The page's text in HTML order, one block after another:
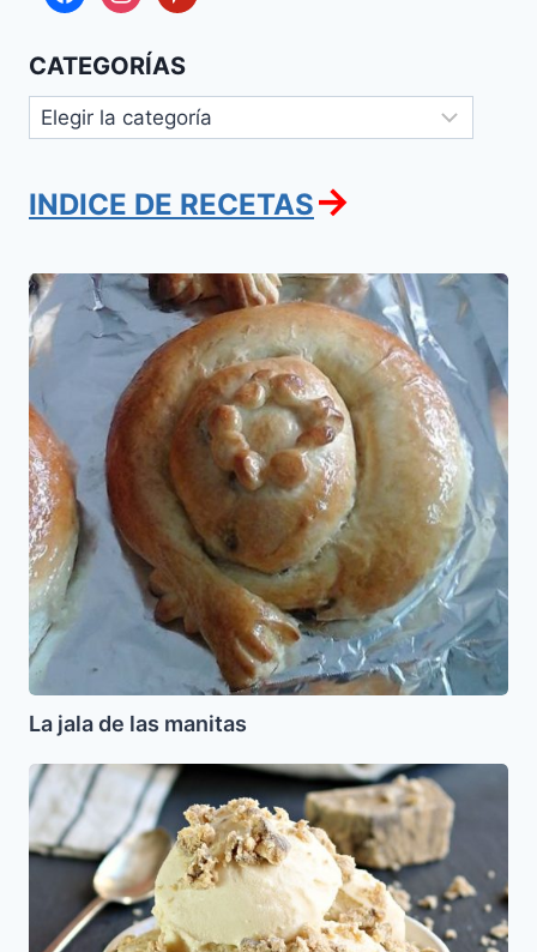
CATEGORÍAS
Categorías
INDICE DE RECETAS→
La
jala
de
las
manitas
La jala de las manitas
Helado
de
Tahine